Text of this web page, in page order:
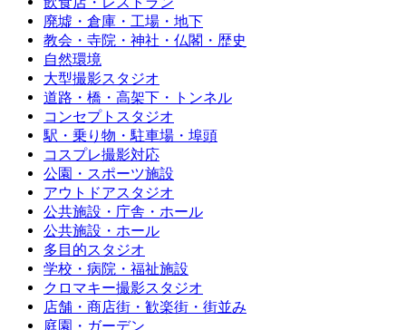
廃墟・倉庫・工場・地下
教会・寺院・神社・仏閣・歴史
自然環境
大型撮影スタジオ
道路・橋・高架下・トンネル
コンセプトスタジオ
駅・乗り物・駐車場・埠頭
コスプレ撮影対応
公園・スポーツ施設
アウトドアスタジオ
公共施設・庁舎・ホール
公共施設・ホール
多目的スタジオ
学校・病院・福祉施設
クロマキー撮影スタジオ
店舗・商店街・歓楽街・街並み
庭園・ガーデン